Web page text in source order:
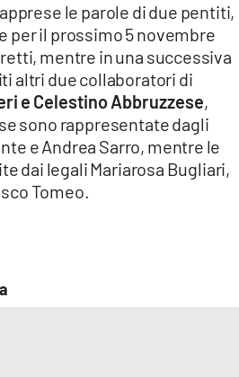
le parole di due pentiti,
per il prossimo 5 novembre
mentre in una successiva
altri due collaboratori di
e Celestino Abbruzzese,
sono rappresentate dagli
e Andrea Sarro, mentre le
dai legali Mariarosa Bugliari,
Tomeo.